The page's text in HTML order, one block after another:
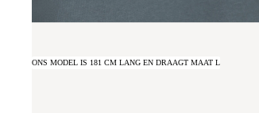
ONS MODEL IS 181 CM LANG EN DRAAGT MAAT L